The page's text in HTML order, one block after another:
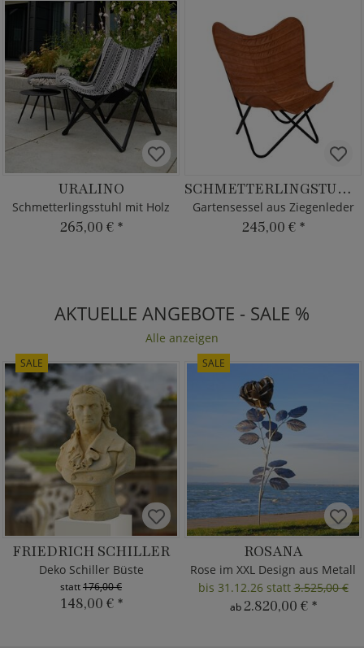
URALINO
Schmetterlingsstuhl mit Holz
265,00 € *
SCHMETTERLINGSTUHL SUR
Gartensessel aus Ziegenleder
245,00 € *
AKTUELLE ANGEBOTE - SALE %
Alle anzeigen
SALE
FRIEDRICH SCHILLER
Deko Schiller Büste
statt176,00 €
148,00 € *
SALE
ROSANA
Rose im XXL Design aus Metall
bis 31.12.26 statt3.525,00 €
ab2.820,00 € *